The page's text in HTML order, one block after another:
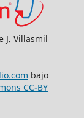
J. Villasmil
bajo
CC-BY